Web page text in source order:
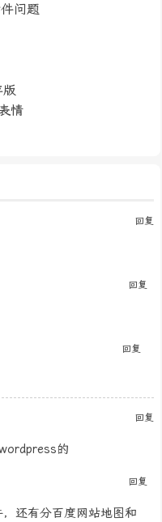
问题
情
回复
回复
回复
回复
的
回复
还有分百度网站地图和